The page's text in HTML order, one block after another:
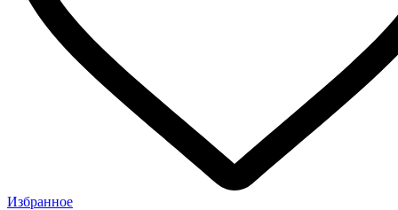
Избранное